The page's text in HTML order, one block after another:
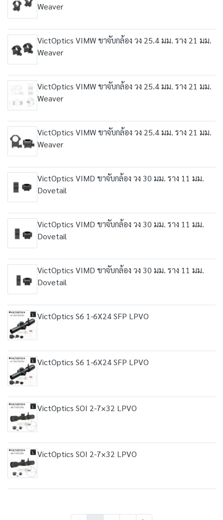
Weaver
VictOptics VIMW ขาจับกล้อง วง 25.4 มม. ราง 21 มม.
Weaver
VictOptics VIMW ขาจับกล้อง วง 25.4 มม. ราง 21 มม.
Weaver
VictOptics VIMW ขาจับกล้อง วง 25.4 มม. ราง 21 มม.
Weaver
VictOptics VIMD ขาจับกล้อง วง 30 มม. ราง 11 มม.
Dovetail
VictOptics VIMD ขาจับกล้อง วง 30 มม. ราง 11 มม.
Dovetail
VictOptics VIMD ขาจับกล้อง วง 30 มม. ราง 11 มม.
Dovetail
VictOptics S6 1-6X24 SFP LPVO
VictOptics S6 1-6X24 SFP LPVO
VictOptics SOI 2-7×32 LPVO
VictOptics SOI 2-7×32 LPVO